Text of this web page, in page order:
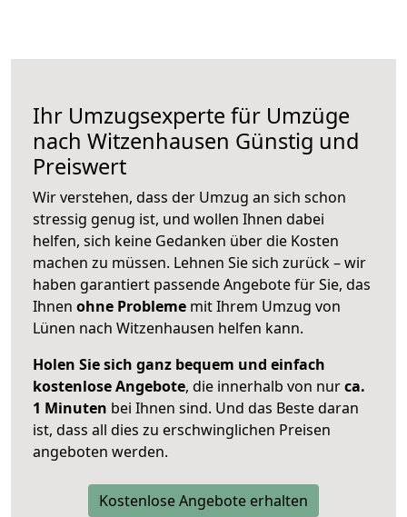
Ihr Umzugsexperte für Umzüge
nach Witzenhausen Günstig und
Preiswert
Wir verstehen, dass der Umzug an sich schon
stressig genug ist, und wollen Ihnen dabei
helfen, sich keine Gedanken über die Kosten
machen zu müssen. Lehnen Sie sich zurück – wir
haben garantiert passende Angebote für Sie, das
Ihnen ohne Probleme mit Ihrem Umzug von
Lünen nach Witzenhausen helfen kann.
Holen Sie sich ganz bequem und einfach
kostenlose Angebote, die innerhalb von nurca.
1 Minuten bei Ihnen sind. Und das Beste daran
ist, dass all dies zu erschwinglichen Preisen
angeboten werden.
Kostenlose Angebote erhalten